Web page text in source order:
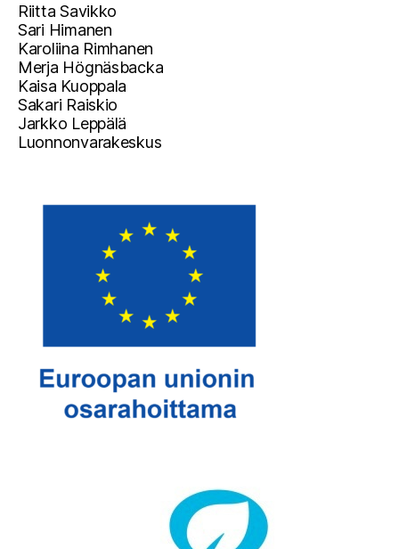
Riitta Savikko
Sari Himanen
Karoliina Rimhanen
Merja Högnäsbacka
Kaisa Kuoppala
Sakari Raiskio
Jarkko Leppälä
Luonnonvarakeskus